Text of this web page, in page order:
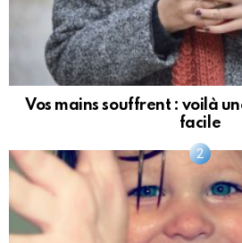
Vos mains souffrent : voilà
facile